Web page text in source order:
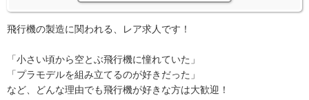
飛行機の製造に関われる、レア求人です！
「小さい頃から空とぶ飛行機に憧れていた」
「プラモデルを組み立てるのが好きだった」
など、どんな理由でも飛行機が好きな方は大歓迎！